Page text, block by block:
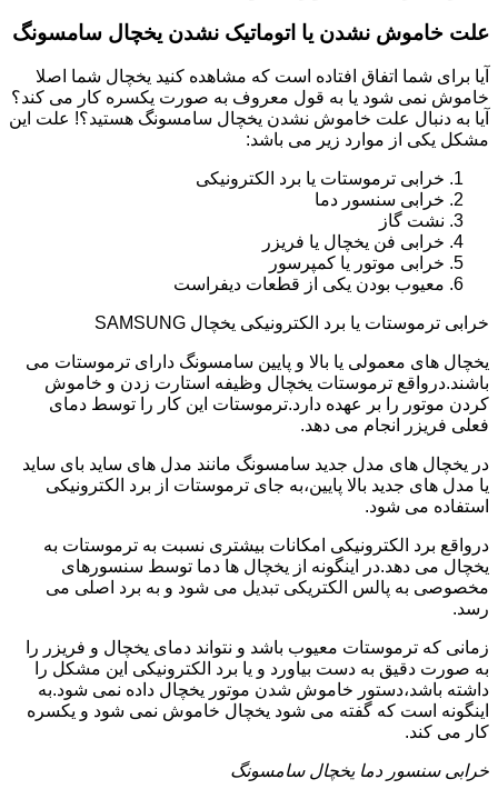
علت خاموش نشدن یا اتوماتیک نشدن یخچال سامسونگ
آیا برای شما اتفاق افتاده است که مشاهده کنید یخچال شما اصلا
خاموش نمی شود یا به قول معروف به صورت یکسره کار می کند؟
آیا به دنبال علت خاموش نشدن یخچال سامسونگ هستید؟! علت این
مشکل یکی از موارد زیر می باشد:
خرابی ترموستات یا برد الکترونیکی
خرابی سنسور دما
نشت گاز
خرابی فن یخچال یا فریزر
خرابی موتور یا کمپرسور
معیوب بودن یکی از قطعات دیفراست
خرابی ترموستات یا برد الکترونیکی یخچال SAMSUNG
یخچال های معمولی یا بالا و پایین سامسونگ دارای ترموستات می
باشند.درواقع ترموستات یخچال وظیفه استارت زدن و خاموش
کردن موتور را بر عهده دارد.ترموستات این کار را توسط دمای
فعلی فریزر انجام می دهد.
در یخچال های مدل جدید سامسونگ مانند مدل های ساید بای ساید
یا مدل های جدید بالا پایین،به جای ترموستات از برد الکترونیکی
استفاده می شود.
درواقع برد الکترونیکی امکانات بیشتری نسبت به ترموستات به
یخچال می دهد.در اینگونه از یخچال ها دما توسط سنسورهای
مخصوصی به پالس الکتریکی تبدیل می شود و به برد اصلی می
رسد.
زمانی که ترموستات معیوب باشد و نتواند دمای یخچال و فریزر را
به صورت دقیق به دست بیاورد و یا برد الکترونیکی این مشکل را
داشته باشد،دستور خاموش شدن موتور یخچال داده نمی شود.به
اینگونه است که گفته می شود یخچال خاموش نمی شود و یکسره
کار می کند.
خرابی سنسور دما یخچال سامسونگ